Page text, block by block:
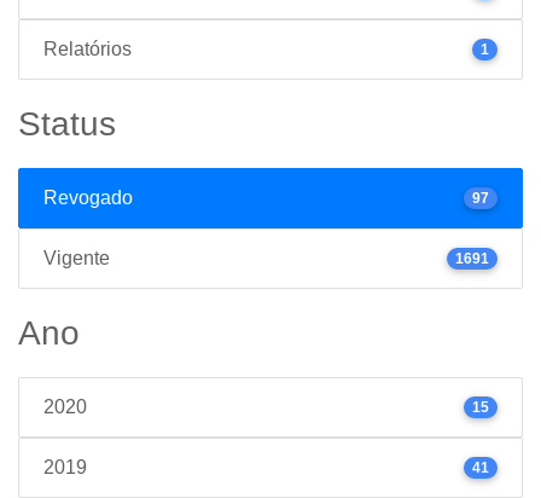
Relatórios 1
Status
Revogado 97
Vigente 1691
Ano
2020 15
2019 41